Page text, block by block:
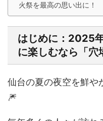
火祭を最高の思い出に！
はじめに：2025
に楽しむなら「穴
仙台の夏の夜空を鮮や
🎆